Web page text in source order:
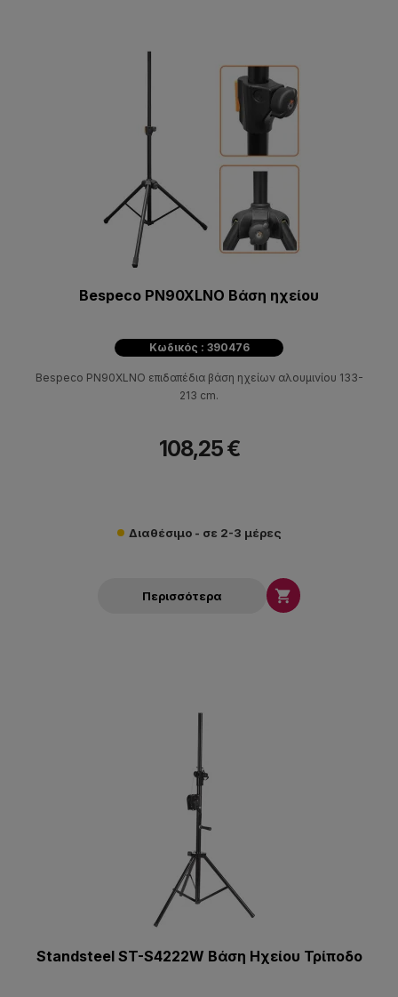
Bespeco PN90XLNO Βάση ηχείου
Κωδικός : 390476
Bespeco PN90XLNO επιδαπέδια βάση ηχείων αλουμινίου 133-
213 cm.
108,25 €
Διαθέσιμο - σε 2-3 μέρες
Περισσότερα 
Standsteel ST-S4222W Βάση Ηχείου Τρίποδο